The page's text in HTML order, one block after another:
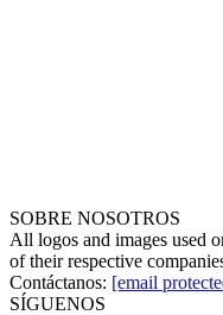
SOBRE NOSOTROS
All logos and images used
of their respective
Contáctanos: [email
SÍGUENOS